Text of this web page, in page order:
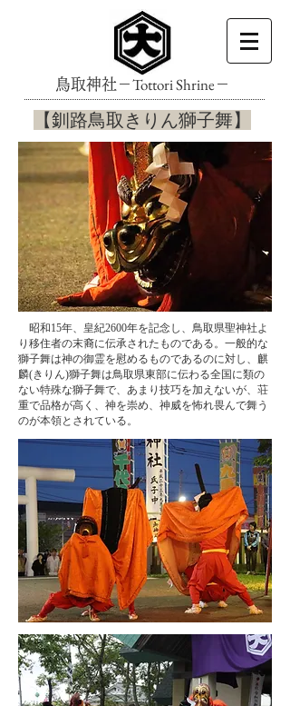
鳥取神社－Tottori Shrine －
​【釧路鳥取きりん獅子舞】
​ 昭和15年、皇紀2600年を記念し、鳥取県聖神社よ
り移住者の末裔に伝承されたものである。一般的な
獅子舞は神の御霊を慰めるものであるのに対し、麒
麟(きりん)獅子舞は鳥取県東部に伝わる全国に類の
ない特殊な獅子舞で、あまり技巧を加えないが、荘
重で品格が高く、神を崇め、神威を怖れ畏んで舞う
のが本領とされている。